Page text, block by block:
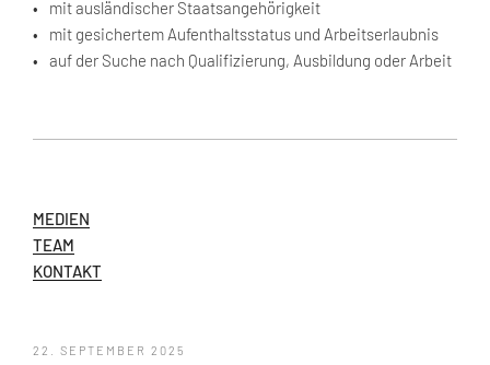
mit ausländischer Staatsangehörigkeit
mit gesichertem Aufenthaltsstatus und Arbeitserlaubnis
auf der Suche nach Qualifizierung, Ausbildung oder Arbeit
MEDIEN
TEAM
KONTAKT
VERÖFFENTLICHT
22. SEPTEMBER 2025